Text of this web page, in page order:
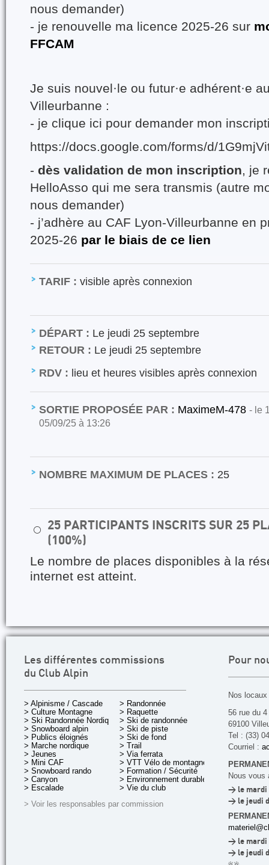
nous demander)
- je renouvelle ma licence 2025-26 sur
FFCAM
Je suis nouvel·le ou futur·e adhérent·e
Villeurbanne :
- je clique ici pour demander mon
https://docs.google.com/forms/d/
- dès validation de mon inscription, je
HelloAsso qui me sera transmis (autre
nous demander)
- j’adhère au CAF Lyon-Villeurbanne en
2025-26 par le biais de ce lien
TARIF : visible après connexion
DÉPART : Le jeudi 25 septembre
RETOUR : Le jeudi 25 septembre
RDV : lieu et heures visibles après connexion
SORTIE PROPOSÉE PAR : MaximeM-478 - le
05/09/25 à 13:26
NOMBRE MAXIMUM DE PLACES : 25
⚪
25 PARTICIPANTS INSCRITS SUR 25
(100%)
Le nombre de places disponibles à la
internet est atteint.
Les différentes commissions
du Club Alpin
> Alpinisme / Cascade
> Culture Montagne
> Ski Randonnée Nordique
> Snowboard alpin
> Publics éloignés
> Marche nordique
> Jeunes
> Mini CAF
> Snowboard rando
> Canyon
> Escalade
> Randonnée
> Raquette
> Ski de randonnée
> Ski de piste
> Ski de fond
> Trail
> Via ferrata
> VTT Vélo de montagne
> Formation / Sécurité
> Environnement durable
> Vie du club
> Voir les responsables par commission
Pour
Nos
56 rue du
69100
Tel : (33)
Courriel :
Nous vous
> le mardi
> le jeudi
> le mardi
> le jeudi